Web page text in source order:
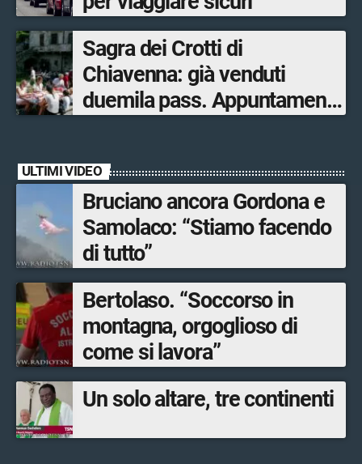
Sagra dei Crotti di
Chiavenna: già venduti
duemila pass. Appuntamento
ULTIMI VIDEO
Bruciano ancora Gordona e
Samolaco: “Stiamo facendo
di tutto”
Bertolaso. “Soccorso in
montagna, orgoglioso di
come si lavora”
Un solo altare, tre continenti